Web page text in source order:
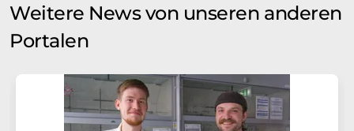
Weitere News von unseren anderen
Portalen